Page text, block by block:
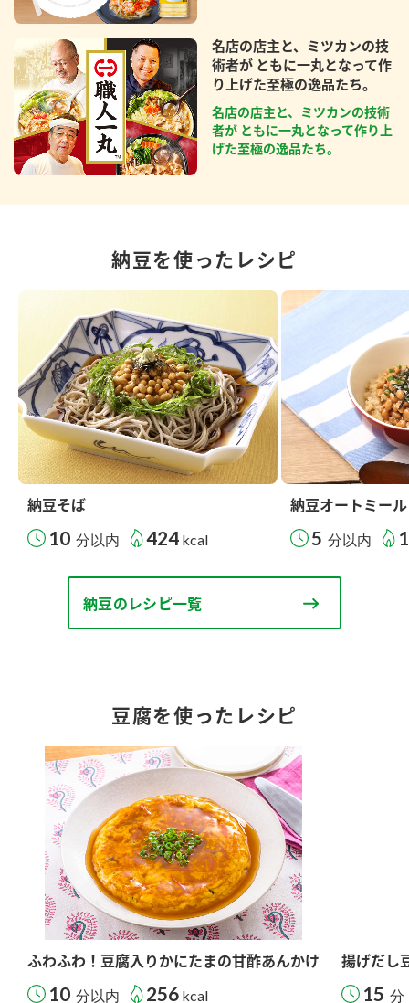
名店の店主と、ミツカンの技
術者が ともに一丸となって作
り上げた至極の逸品たち。
名店の店主と、ミツカンの技術
者が ともに一丸となって作り上
げた至極の逸品たち。
納豆を使ったレシピ
納豆そば
10 分以内 424 kcal
納豆オートミール
5 分以内
納豆のレシピ一覧
豆腐を使ったレシピ
ふわふわ！豆腐入りかにたまの甘酢あんかけ
10 分以内 256 kcal
揚げだし
15 分